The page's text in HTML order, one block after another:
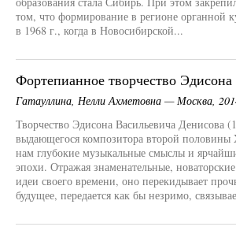
том, что формирование в регионе органной
в 1968 г., когда в Новосибирской...
Фортепианное творчество
Гатауллина, Нелли Ахметовна — Москва,
Творчество Эдисона Васильевича Денисова
выдающегося композитора второй половины
нам глубокие музыкальные смыслы и
эпохи. Отражая знаменательные,
идеи своего времени, оно перекидывает
будущее, передается как бы незримо,